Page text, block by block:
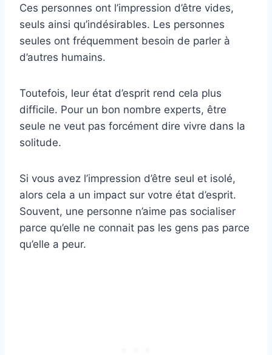
Ces personnes ont l’impression d’être vides,
seuls ainsi qu’indésirables. Les personnes
seules ont fréquemment besoin de parler à
d’autres humains.
Toutefois, leur état d’esprit rend cela plus
difficile. Pour un bon nombre experts, être
seule ne veut pas forcément dire vivre dans la
solitude.
Si vous avez l’impression d’être seul et isolé,
alors cela a un impact sur votre état d’esprit.
Souvent, une personne n’aime pas socialiser
parce qu’elle ne connait pas les gens pas parce
qu’elle a peur.